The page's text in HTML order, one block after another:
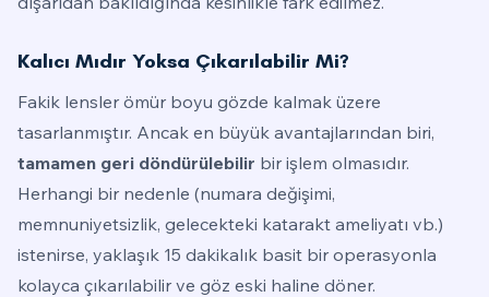
Kalıcı Mıdır Yoksa Çıkarılabilir Mi?
Fakik lensler ömür boyu gözde kalmak üzere
tasarlanmıştır. Ancak en büyük avantajlarından biri,
tamamen geri döndürülebilir bir işlem olmasıdır.
Herhangi bir nedenle (numara değişimi,
memnuniyetsizlik, gelecekteki katarakt ameliyatı vb.)
istenirse, yaklaşık 15 dakikalık basit bir operasyonla
kolayca çıkarılabilir ve göz eski haline döner.